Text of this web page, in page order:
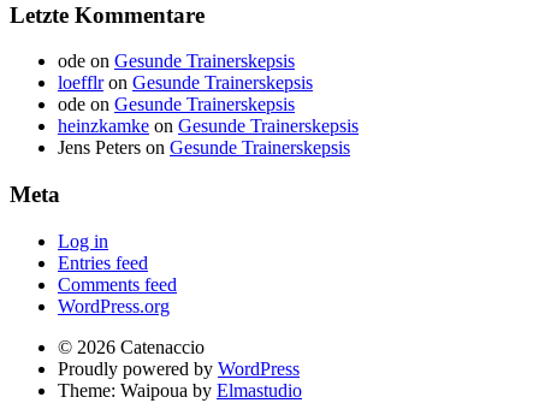
Letzte Kommentare
ode on Gesunde Trainerskepsis
loefflron Gesunde Trainerskepsis
ode on Gesunde Trainerskepsis
heinzkamke on Gesunde Trainerskepsis
Jens Peters on Gesunde Trainerskepsis
Meta
Log in
Entries feed
Comments feed
WordPress.org
© 2026 Catenaccio
Proudly powered by WordPress
Theme: Waipoua by Elmastudio